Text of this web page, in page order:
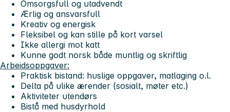
Omsorgsfull og utadvendt
Ærlig og ansvarsfull
Kreativ og energisk
Fleksibel og kan stille på kort varsel
Ikke allergi mot katt
Kunne godt norsk både muntlig og skriftlig
Arbeidsoppgaver:
Praktisk bistand: huslige oppgaver, matlaging o.l.
Delta på ulike ærender (sosialt, møter etc.)
Aktiviteter utendørs
Bistå med husdyrhold